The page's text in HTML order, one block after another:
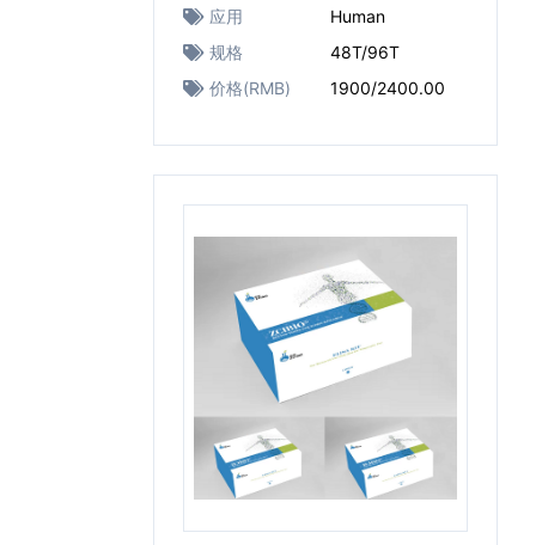
应用
Human
规格
48T/96T
价格(RMB)
1900/2400.00